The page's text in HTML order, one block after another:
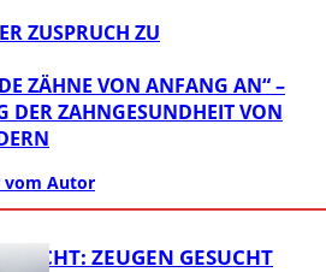
ZUSPRUCH ZU A
ZÄHNE VON ANFANG AN“ –
DER ZAHNGESUNDHEIT VON
vom Autor
ZEUGEN GESUCHT